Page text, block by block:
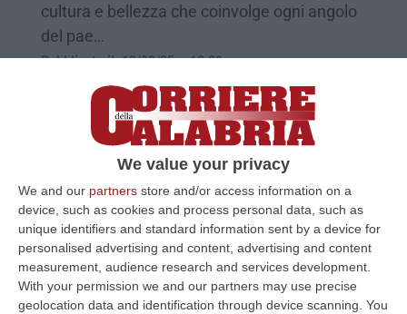
We value your privacy
We and our partners store and/or access information on a
device, such as cookies and process personal data, such as
unique identifiers and standard information sent by a device for
personalised advertising and content, advertising and content
measurement, audience research and services development.
With your permission we and our partners may use precise
geolocation data and identification through device scanning. You
cultura e bellezza che coinvolge ogni angolo
del pae…
Pubblicato il: 13/08/25 – 12:39